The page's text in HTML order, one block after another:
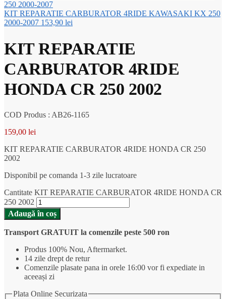
KIT REPARATIE CARBURATOR 4RIDE KAWASAKI KX 250
2000-2007 153,90 lei
KIT REPARATIE
CARBURATOR 4RIDE
HONDA CR 250 2002
COD Produs : AB26-1165
159,00 lei
KIT REPARATIE CARBURATOR 4RIDE HONDA CR 250
2002
Disponibil pe comanda 1-3 zile lucratoare
Cantitate KIT REPARATIE CARBURATOR 4RIDE HONDA CR
250 2002
Adaugă în coș
Transport GRATUIT la comenzile peste 500 ron
Produs 100% Nou, Aftermarket.
14 zile drept de retur
Comenzile plasate pana in orele 16:00 vor fi expediate in
aceeași zi
Plata Online Securizata